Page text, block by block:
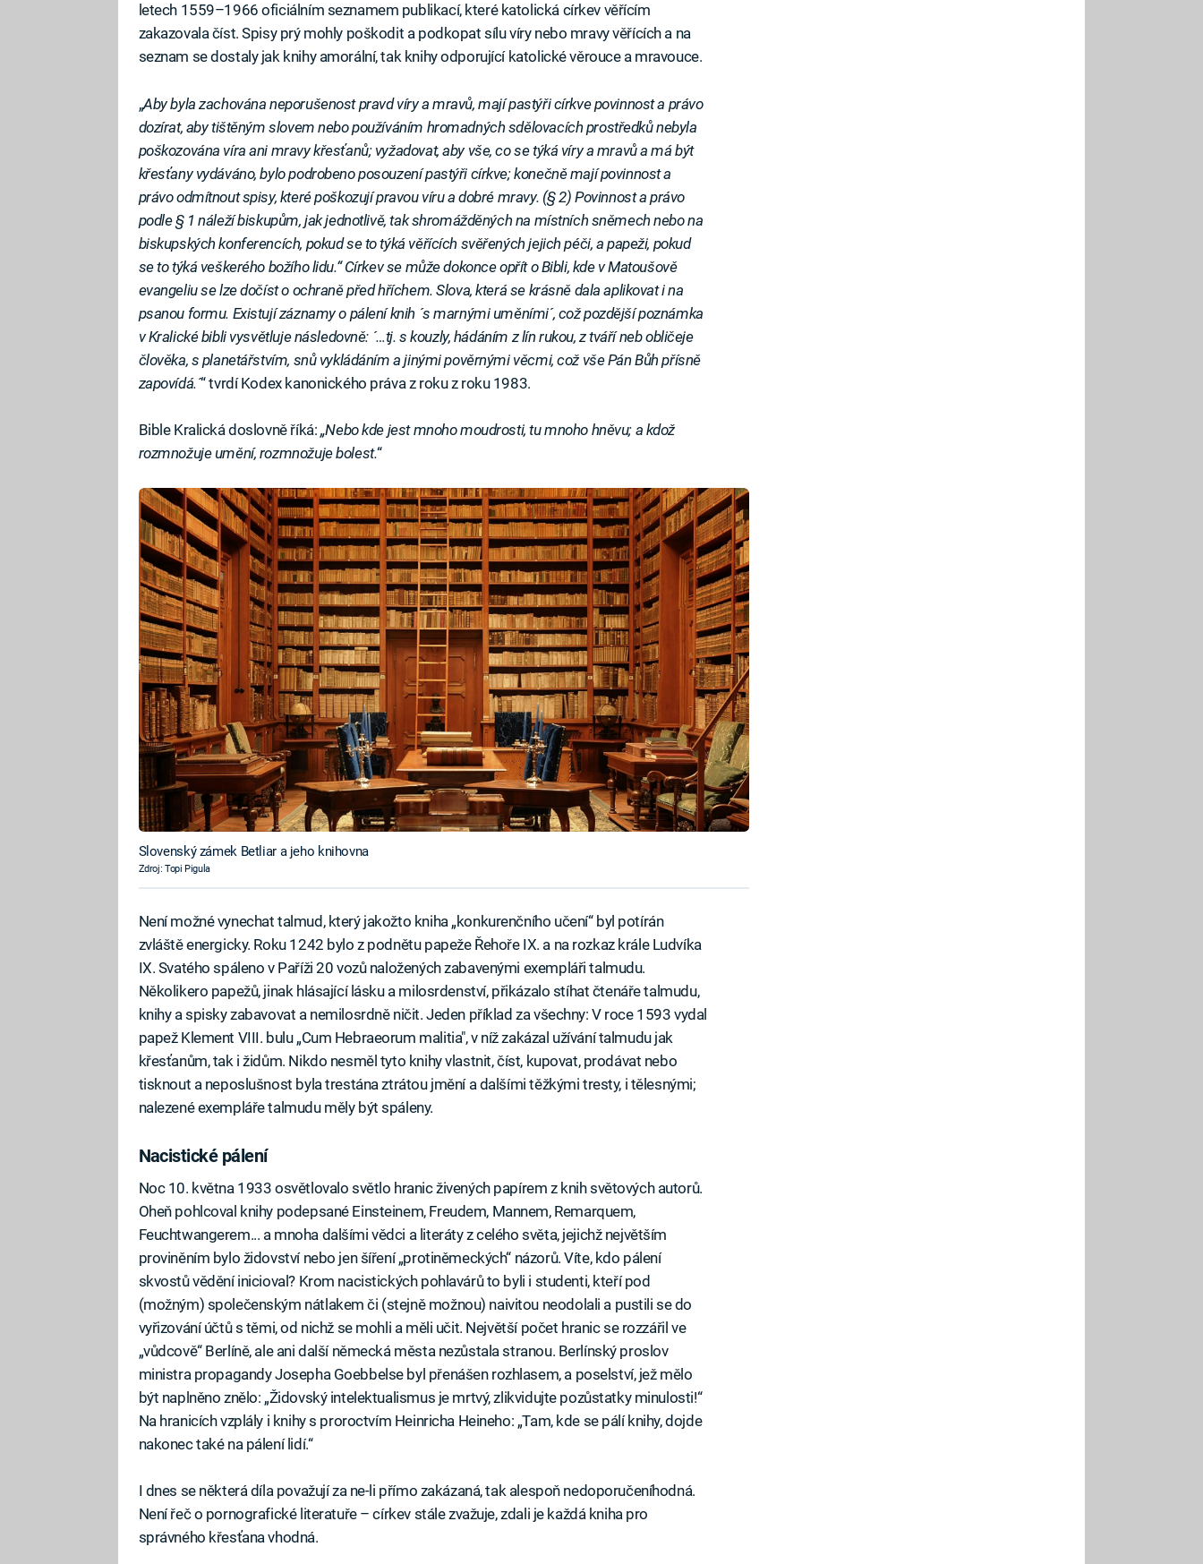
letech 1559–1966 oficiálním seznamem publikací, které katolická církev věřícím
zakazovala číst. Spisy prý mohly poškodit a podkopat sílu víry nebo mravy věřících a na
seznam se dostaly jak knihy amorální, tak knihy odporující katolické věrouce a mravouce.
„Aby byla zachována neporušenost pravd víry a mravů, mají pastýři církve povinnost a právo
dozírat, aby tištěným slovem nebo používáním hromadných sdělovacích prostředků nebyla
poškozována víra ani mravy křesťanů; vyžadovat, aby vše, co se týká víry a mravů a má být
křesťany vydáváno, bylo podrobeno posouzení pastýři církve; konečně mají povinnost a
právo odmítnout spisy, které poškozují pravou víru a dobré mravy. (§ 2) Povinnost a právo
podle § 1 náleží biskupům, jak jednotlivě, tak shromážděných na místních sněmech nebo na
biskupských konferencích, pokud se to týká věřících svěřených jejich péči, a papeži, pokud
se to týká veškerého božího lidu.“ Církev se může dokonce opřít o Bibli, kde v Matoušově
evangeliu se lze dočíst o ochraně před hříchem. Slova, která se krásně dala aplikovat i na
psanou formu. Existují záznamy o pálení knih ´s marnými uměními´, což pozdější poznámka
v Kralické bibli vysvětluje následovně: ´…tj. s kouzly, hádáním z lín rukou, z tváří neb obličeje
člověka, s planetářstvím, snů vykládáním a jinými pověrnými věcmi, což vše Pán Bůh přísně
zapovídá.´“ tvrdí Kodex kanonického práva z roku z roku 1983.
Bible Kralická doslovně říká: „Nebo kde jest mnoho moudrosti, tu mnoho hněvu; a kdož
rozmnožuje umění, rozmnožuje bolest.“
Slovenský zámek Betliar a jeho knihovna
Zdroj: Topi Pigula
Není možné vynechat talmud, který jakožto kniha „konkurenčního učení“ byl potírán
zvláště energicky. Roku 1242 bylo z podnětu papeže Řehoře IX. a na rozkaz krále Ludvíka
IX. Svatého spáleno v Paříži 20 vozů naložených zabavenými exempláři talmudu.
Několikero papežů, jinak hlásající lásku a milosrdenství, přikázalo stíhat čtenáře talmudu,
knihy a spisky zabavovat a nemilosrdně ničit. Jeden příklad za všechny: V roce 1593 vydal
papež Klement VIII. bulu „Cum Hebraeorum malitia", v níž zakázal užívání talmudu jak
křesťanům, tak i židům. Nikdo nesměl tyto knihy vlastnit, číst, kupovat, prodávat nebo
tisknout a neposlušnost byla trestána ztrátou jmění a dalšími těžkými tresty, i tělesnými;
nalezené exempláře talmudu měly být spáleny.
Nacistické pálení
Noc 10. května 1933 osvětlovalo světlo hranic živených papírem z knih světových autorů.
Oheň pohlcoval knihy podepsané Einsteinem, Freudem, Mannem, Remarquem,
Feuchtwangerem... a mnoha dalšími vědci a literáty z celého světa, jejichž největším
proviněním bylo židovství nebo jen šíření „protiněmeckých“ názorů. Víte, kdo pálení
skvostů vědění inicioval? Krom nacistických pohlavárů to byli i studenti, kteří pod
(možným) společenským nátlakem či (stejně možnou) naivitou neodolali a pustili se do
vyřizování účtů s těmi, od nichž se mohli a měli učit. Největší počet hranic se rozzářil ve
„vůdcově“ Berlíně, ale ani další německá města nezůstala stranou. Berlínský proslov
ministra propagandy Josepha Goebbelse byl přenášen rozhlasem, a poselství, jež mělo
být naplněno znělo: „Židovský intelektualismus je mrtvý, zlikvidujte pozůstatky minulosti!“
Na hranicích vzplály i knihy s proroctvím Heinricha Heineho: „Tam, kde se pálí knihy, dojde
nakonec také na pálení lidí.“
I dnes se některá díla považují za ne-li přímo zakázaná, tak alespoň nedoporučeníhodná.
Není řeč o pornografické literatuře – církev stále zvažuje, zdali je každá kniha pro
správného křesťana vhodná.